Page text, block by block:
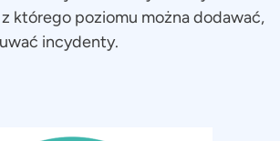
z którego poziomu można dodawać,
incydenty.